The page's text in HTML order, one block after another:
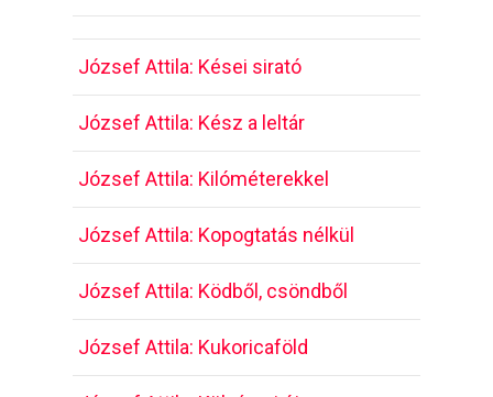
József Attila: Kései sirató
József Attila: Kész a leltár
József Attila: Kilóméterekkel
József Attila: Kopogtatás nélkül
József Attila: Ködből, csöndből
József Attila: Kukoricaföld